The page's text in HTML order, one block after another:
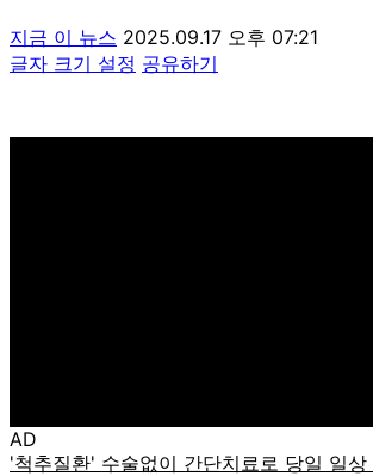
지금 이 뉴스 2025.09.17 오후 07:21
글자 크기 설정 공유하기
AD